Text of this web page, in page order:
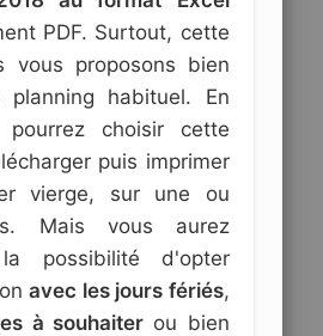
PDF. Surtout, cette
vous proposons bien
habituel. En
choisir cette
puis imprimer
vierge, sur une ou
Mais vous aurez
la possibilité d'opter
avec les jours fériés,
à souhaiterou bien